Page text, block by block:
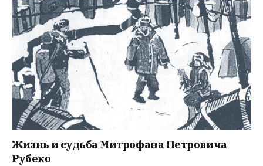
Жизнь и судьба Митрофана Петровича
Рубеко